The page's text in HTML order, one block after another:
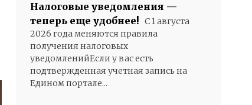
Налоговые уведомления —
теперь еще удобнее! С 1 августа
2026 года меняются правила
получения налоговых
уведомленийЕсли у вас есть
подтвержденная учетная запись на
Едином портале...